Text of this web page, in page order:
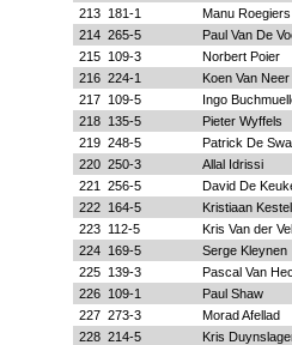
213
181-1
Manu Roegiers
214 265-5
Paul Van De
215
109-3
Norbert Poier
216 224-1
Koen Van Neer
217
109-5
Ingo
218
135-5
Pieter Wyffels
219 248-5
Patrick De
220 250-3
Allal Idrissi
221
256-5
David De
222
164-5
Kristiaan
223
112-5
Kris Van der
224
169-5
Serge Kleynen
225
139-3
Pascal Van
226
109-1
Paul Shaw
227 273-3
Morad Afellad
228 214-5
Kris